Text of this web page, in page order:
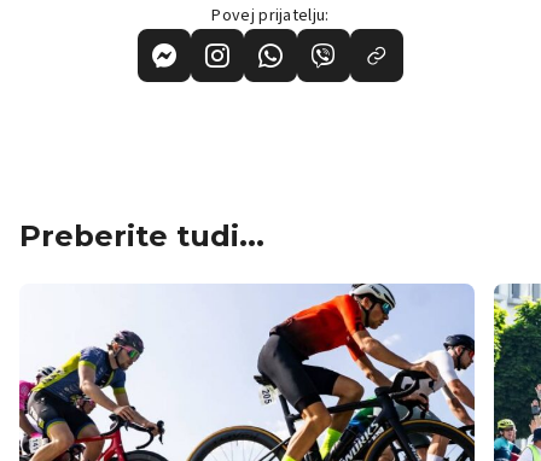
Povej prijatelju:
Preberite tudi...